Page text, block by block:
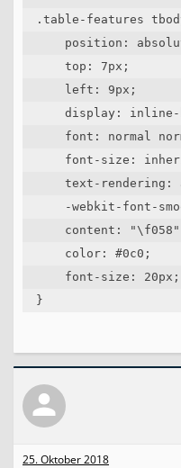
.table-features
position:
    top: 7px;
    left: 9px;
display: inline-
font: normal
font-size:
text-rendering:
-webkit-font-
content:
    color: #0c0;
    font-size: 20px;
}
25. Oktober 2018